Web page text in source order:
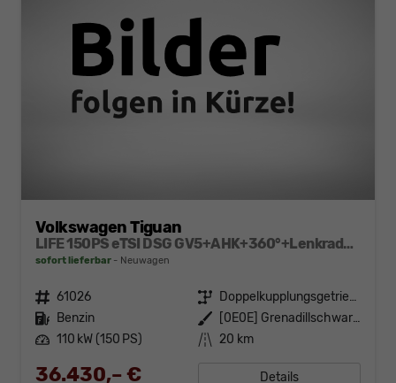
Volkswagen Tiguan
LIFE 150PS eTSI DSG GV5+AHK+360°+Lenkradheiz+IQ.Drive+ACC+App+eHeck+LED
sofort lieferbar Neuwagen
Fahrzeugnr. 61026 Getriebe
Doppelkupplungsgetriebe (DSG)
Kraftstoff Benzin Außenfarbe
[0E0E] Grenadillschwarz Metallic
Leistung 110 kW (150 PS) Kilometerstand 20 km
36.430,– € Details